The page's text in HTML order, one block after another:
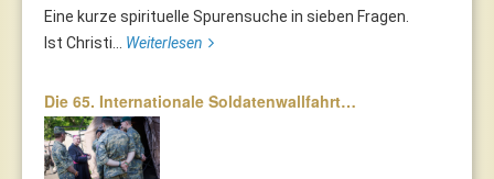
Eine kurze spirituelle Spurensuche in sieben Fragen.
Ist Christi... Weiterlesen
Die 65. Internationale Soldatenwallfahrt…